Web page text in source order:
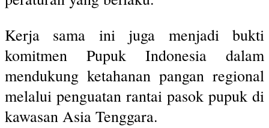
Kerja sama ini juga menjadi bukti
komitmen Pupuk Indonesia dalam
mendukung ketahanan pangan regional
melalui penguatan rantai pasok pupuk di
kawasan Asia Tenggara.